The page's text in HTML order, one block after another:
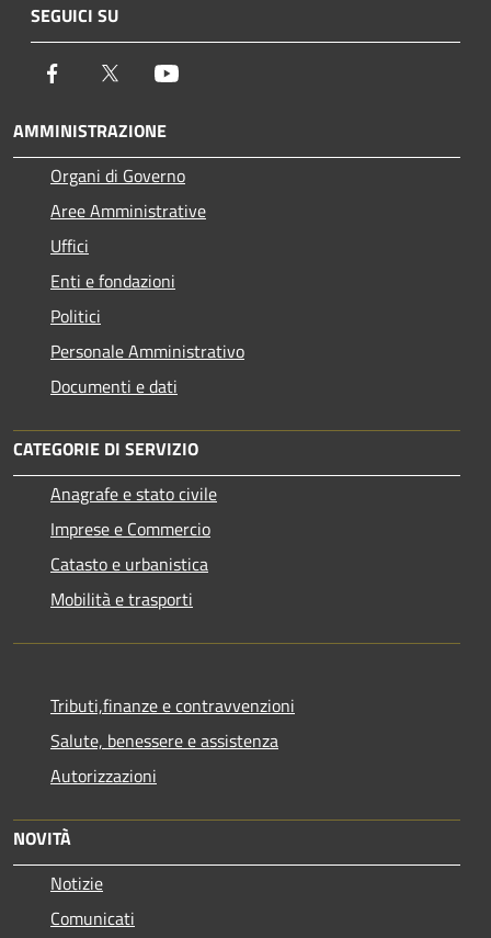
SEGUICI SU
Facebook Twitter
AMMINISTRAZIONE
Organi di Governo
Aree Amministrative
Uffici
Enti e fondazioni
Politici
Personale Amministrativo
Documenti e dati
CATEGORIE DI SERVIZIO
Anagrafe e stato civile
Imprese e Commercio
Catasto e urbanistica
Mobilità e trasporti
Tributi,finanze e contravvenzioni
Salute, benessere e assistenza
Autorizzazioni
NOVITÀ
Notizie
Comunicati